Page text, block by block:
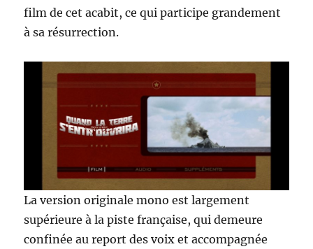
film de cet acabit, ce qui participe grandement
à sa résurrection.
La version originale mono est largement
supérieure à la piste française, qui demeure
confinée au report des voix et accompagnée